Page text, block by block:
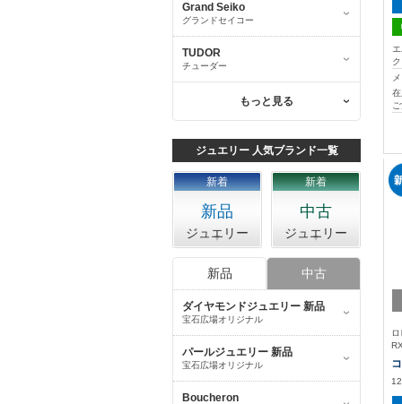
ク
Grand Seiko
グランドセイコー
TUDOR
チューダー
もっと見る
ジュエリー 人気ブランド一覧
新着
新品
ジュエリー
新着
中古
ジュエリー
新品 中古
ダイヤモンドジュエリー 新品
宝石広場オリジナル
パールジュエリー 新品
宝石広場オリジナル
Boucheron